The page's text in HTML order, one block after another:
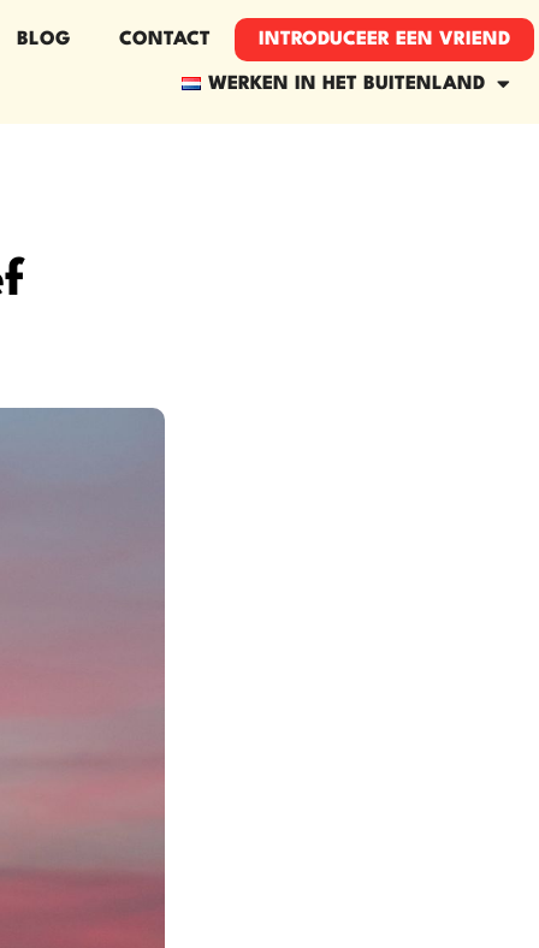
BLOG CONTACT INTRODUCEER EEN VRIEND​
WERKEN IN HET BUITENLAND